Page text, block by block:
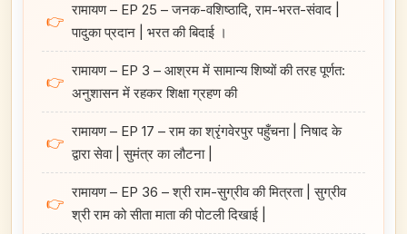
👉
रामायण – EP 25 – जनक-वशिष्ठादि, राम-भरत-संवाद |
पादुका प्रदान | भरत की बिदाई ।
👉
रामायण – EP 3 – आश्रम में सामान्य शिष्यों की तरह पूर्णत:
अनुशासन में रहकर शिक्षा ग्रहण की
👉
रामायण – EP 17 – राम का श्रृंगवेरपुर पहुँचना | निषाद के
द्वारा सेवा | सुमंत्र का लौटना |
👉
रामायण – EP 36 – श्री राम-सुग्रीव की मित्रता | सुग्रीव
श्री राम को सीता माता की पोटली दिखाई |